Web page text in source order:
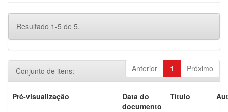
Resultado 1-5 de 5.
Anterior 1 Próximo
Conjunto de itens:
Pré-visualização
Data do
documento
Título